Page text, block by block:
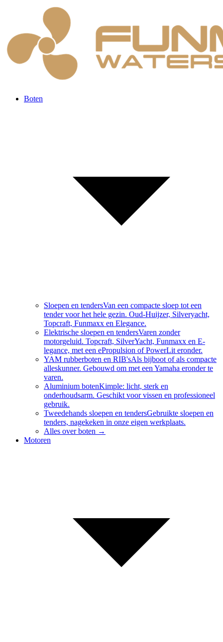
Boten
Sloepen en tendersVan een compacte sloep tot een
tender voor het hele gezin. Oud-Huijzer, Silveryacht,
Topcraft, Funmaxx en Elegance.
Elektrische sloepen en tendersVaren zonder
motorgeluid. Topcraft, SilverYacht, Funmaxx en E-
legance, met een ePropulsion of PowerLit eronder.
YAM rubberboten en RIB'sAls bijboot of als compacte
alleskunner. Gebouwd om met een Yamaha eronder te
varen.
Aluminium botenKimple: licht, sterk en
onderhoudsarm. Geschikt voor vissen en professioneel
gebruik.
Tweedehands sloepen en tendersGebruikte sloepen en
tenders, nagekeken in onze eigen werkplaats.
Alles overboten →
Motoren